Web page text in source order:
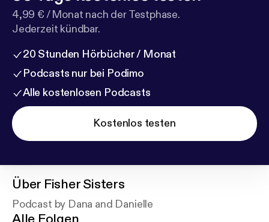
4,99 € / Monat nach der Testphase.
Jederzeit kündbar.
20 Stunden Hörbücher / Monat
Podcasts nur bei Podimo
Alle kostenlosen Podcasts
Kostenlos testen
Über Fisher Sisters
Podcast by Dana and Danielle